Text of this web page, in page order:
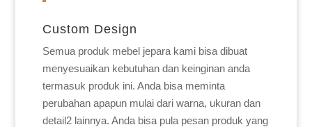
Custom Design
Semua produk mebel jepara kami bisa dibuat
menyesuaikan kebutuhan dan keinginan anda
termasuk produk ini. Anda bisa meminta
perubahan apapun mulai dari warna, ukuran dan
detail2 lainnya. Anda bisa pula pesan produk yang